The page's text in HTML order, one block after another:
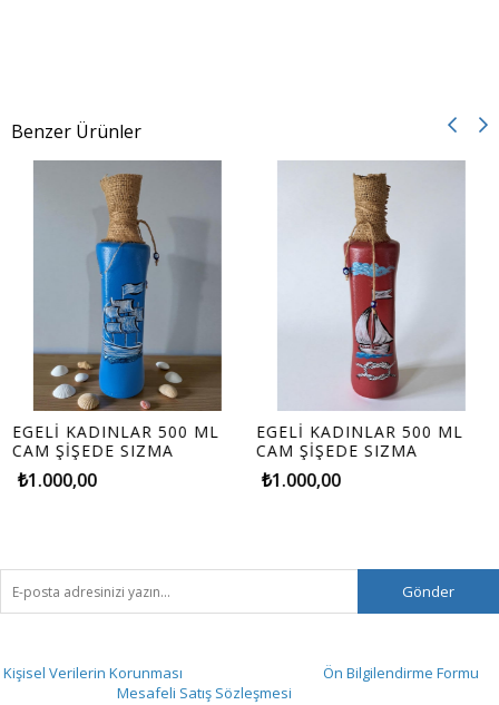
Benzer Ürünler
EGELİ KADINLAR 500 ML
CAM ŞİŞEDE SIZMA
ZEYTİNYAĞI (500ML)
₺1.000,00
EGELİ KADINLAR 500 ML
CAM ŞİŞEDE SIZMA
ZEYTİNYAĞI (500ML)
₺1.000,00
Gönder
Kişisel Verilerin Korunması
Ön Bilgilendirme Formu
Mesafeli Satış Sözleşmesi